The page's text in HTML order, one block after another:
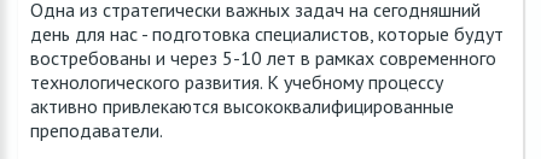
Одна из стратегически важных задач на сегодняшний
день для нас - подготовка специалистов, которые будут
востребованы и через 5-10 лет в рамках современного
технологического развития. К учебному процессу
активно привлекаются высококвалифицированные
преподаватели.